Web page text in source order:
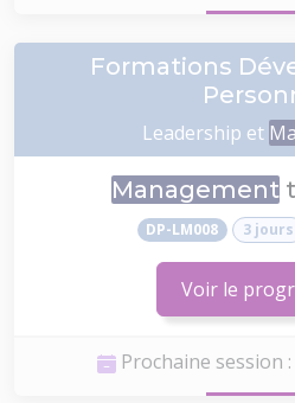
Formations
Leadership et
Management
DP-LM008 3 jours
Voir le
Prochaine session :